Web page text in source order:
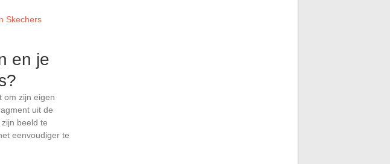
Skechers
en je
om zijn eigen
uit de
beeld te
eenvoudiger te